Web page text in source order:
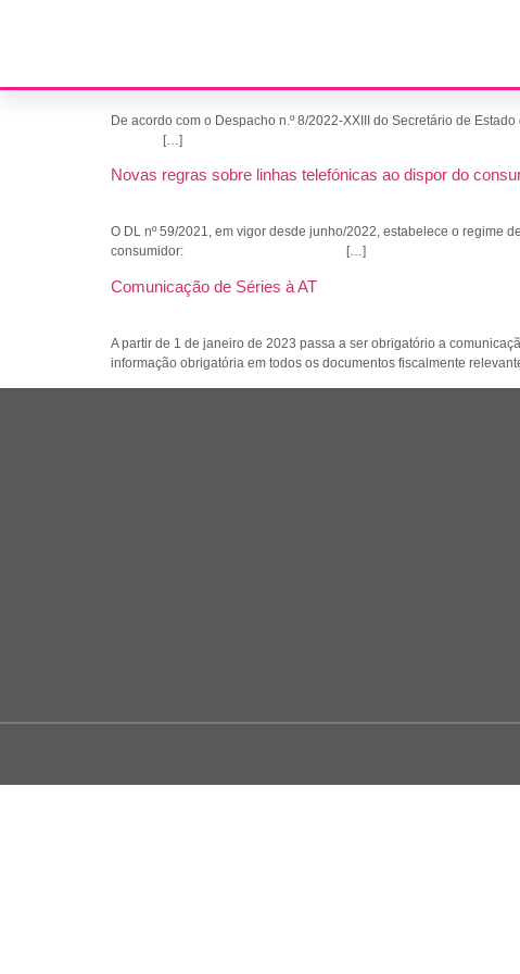
De acordo com o Despacho n.º 8/2022-XXIII do Secretário
[…]
Novas regras sobre linhas telefónicas ao dispor do
O DL nº 59/2021, em vigor desde junho/2022, estabelece o regime
consumidor: […]
Comunicação de Séries à AT
A partir de 1 de janeiro de 2023 passa a ser obrigatório a
informação obrigatória em todos os documentos fiscalmente